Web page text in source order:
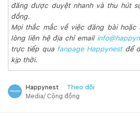
đăng được duyệt nhanh và thu hút
đồng.
Mọi thắc mắc về việc đăng bài hoặc
lòng liên hệ địa chỉ email
trực tiếp qua fanpage Happynestđể
kịp thời.
Happynest Theo dõi
Media/ Cộng đồng